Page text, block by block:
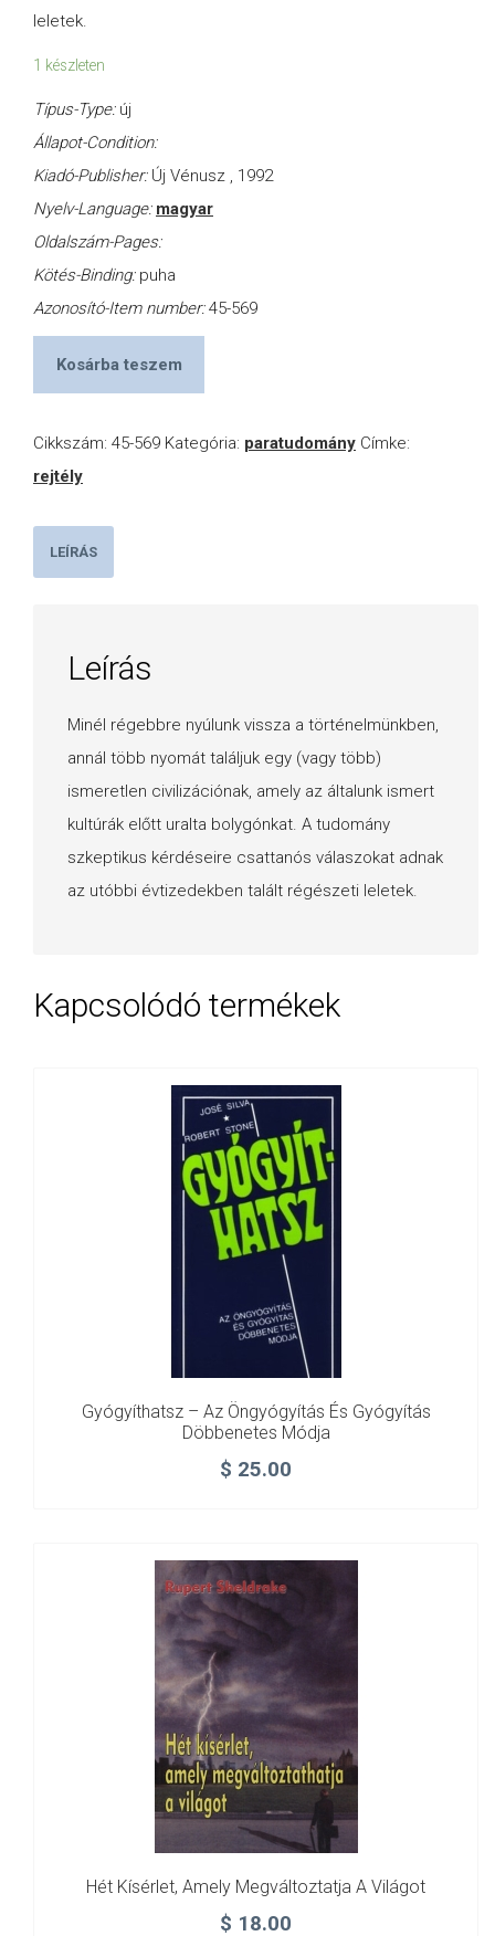
leletek.
1 készleten
Típus-Type: új
Állapot-Condition:
Kiadó-Publisher: Új Vénusz , 1992
Nyelv-Language: magyar
Oldalszám-Pages:
Kötés-Binding: puha
Azonosító-Item number:45-569
Kosárba teszem
Cikkszám: 45-569 Kategória: paratudomány Címke:
rejtély
LEÍRÁS
Leírás
Minél régebbre nyúlunk vissza a történelmünkben,
annál több nyomát találjuk egy (vagy több)
ismeretlen civilizációnak, amely az általunk ismert
kultúrák előtt uralta bolygónkat. A tudomány
szkeptikus kérdéseire csattanós válaszokat adnak
az utóbbi évtizedekben talált régészeti leletek.
Kapcsolódó termékek
Gyógyíthatsz – Az Öngyógyítás És Gyógyítás
Döbbenetes Módja
$ 25.00
Hét Kísérlet, Amely Megváltoztatja A Világot
$ 18.00